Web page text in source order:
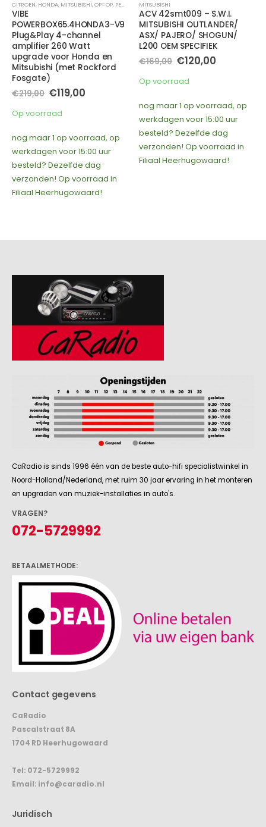
MITSUBISHI,NISSAN
CITROEN,HONDA,MITSUBISHI,OP=OP,PEUGEOT
VIBE
POWERBOX65.4HONDA3-V9
Plug&Play 4-channel
amplifier 260 Watt
upgrade voor Honda en
Mitsubishi (met Rockford
Fosgate)
€219,00 Oorspronkelijke
was:
€219,00.
€119,00Huidige
Op voorraad
nog maar 1 op voorraad, op
werkdagen voor 15:00 uur
besteld? Dezelfde dag
verzonden! Op voorraad in
Filiaal Heerhugowaard!
MITSUBISHI
ACV 42smt009 – S.W.I.
MITSUBISHI OUTLANDER/
ASX/ PAJERO/ SHOGUN/
L200 OEM SPECIFIEK
€169,00 Oorspronkelijke
was:
€169,00.
€120,00Huidige
Op voorraad
nog maar 1 op voorraad, op
werkdagen voor 15:00 uur
besteld? Dezelfde dag
verzonden! Op voorraad in
Filiaal Heerhugowaard!
CaRadio is sinds 1996 één van de beste auto-hifi specialistwinkel in
Noord-Holland/Nederland, met ruim 30 jaar ervaring in het monteren
en upgraden van muziek-installaties in auto's.
VRAGEN?
072-5729992
BETAALMETHODE:
Contact gegevens
CaRadio
Pascalstraat 8A
1704 RD Heerhugowaard
Tel: 072-5729992
Email: info@caradio.nl
Juridisch